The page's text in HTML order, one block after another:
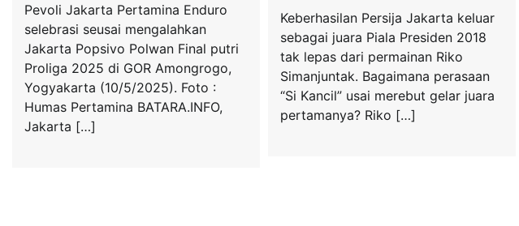
Pevoli Jakarta Pertamina Enduro
selebrasi seusai mengalahkan
Jakarta Popsivo Polwan Final putri
Proliga 2025 di GOR Amongrogo,
Yogyakarta (10/5/2025). Foto :
Humas Pertamina BATARA.INFO,
Jakarta […]
Keberhasilan Persija Jakarta keluar
sebagai juara Piala Presiden 2018
tak lepas dari permainan Riko
Simanjuntak. Bagaimana perasaan
“Si Kancil” usai merebut gelar juara
pertamanya? Riko […]